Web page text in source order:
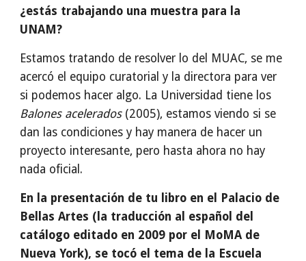
¿estás trabajando una muestra para la
UNAM?
Estamos tratando de resolver lo del MUAC, se me
acercó el equipo curatorial y la directora para ver
si podemos hacer algo. La Universidad tiene los
Balones acelerados(2005), estamos viendo si se
dan las condiciones y hay manera de hacer un
proyecto interesante, pero hasta ahora no hay
nada oficial.
En la presentación de tu libro en el Palacio de
Bellas Artes (la traducción al español del
catálogo editado en 2009 por el MoMA de
Nueva York), se tocó el tema de la Escuela